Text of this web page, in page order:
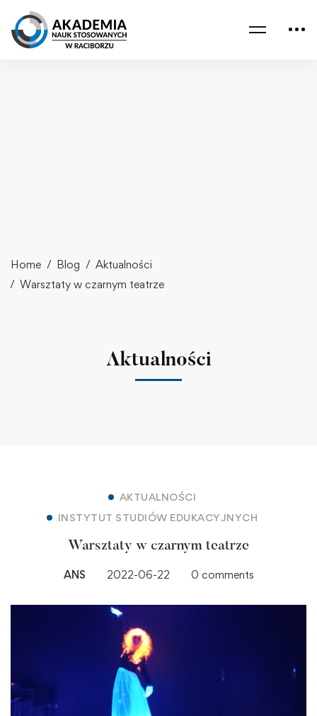
Home Blog
Aktualności
Warsztaty w czarnym teatrze
Aktualności
AKTUALNOŚCI
INSTYTUT STUDIÓW EDUKACYJNYCH
Warsztaty w czarnym teatrze
ANS 2022-06-22 0 comments